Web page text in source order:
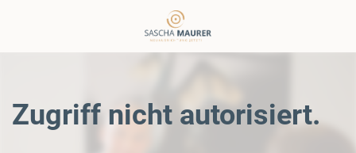
Zugriff nicht autorisiert.